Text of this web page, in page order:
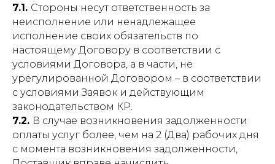
7.1. Стороны несут ответственность за
неисполнение или ненадлежащее
исполнение своих обязательств по
настоящему Договору в соответствии с
условиями Договора, а в части, не
урегулированной Договором – в соответствии
с условиями Заявок и действующим
законодательством КР.
7.2. В случае возникновения задолженности
оплаты услуг более, чем на 2 (Два) рабочих дня
с момента возникновения задолженности,